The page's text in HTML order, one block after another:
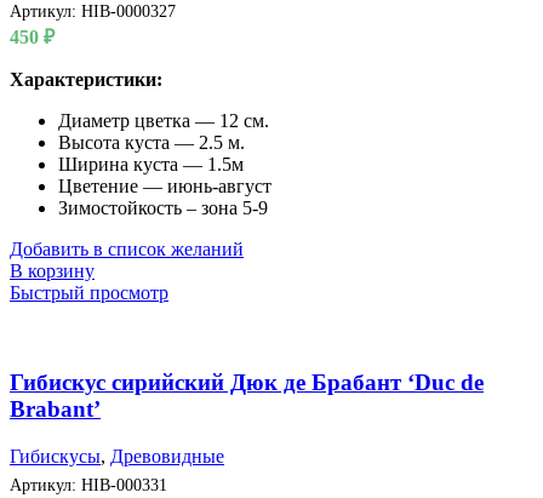
Артикул: HIB-0000327
450 ₽
Характеристики:
Диаметр цветка — 12 см.
Высота куста — 2.5 м.
Ширина куста — 1.5м
Цветение — июнь-август
Зимостойкость – зона 5-9
Добавить в список желаний
В корзину
Быстрый просмотр
Гибискус сирийский Дюк де Брабант ‘Duc de
Brabant’
Гибискусы, Древовидные
Артикул: HIB-000331